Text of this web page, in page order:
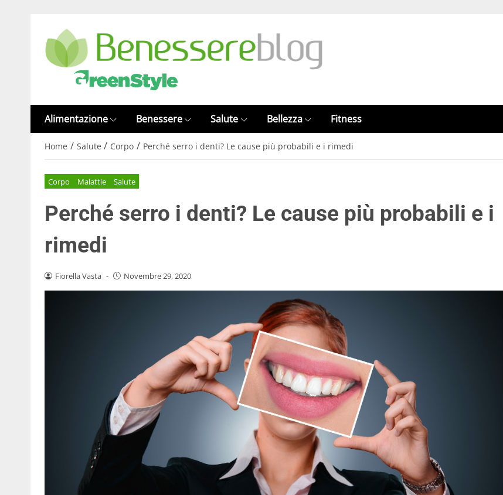
Alimentazione Benessere Salute Bellezza Fitness
Home / Salute / Corpo / Perché serro i denti? Le cause più probabili e i rimedi
Corpo Malattie Salute
Perché serro i denti? Le cause più probabili e i
rimedi
Fiorella Vasta - Novembre 29, 2020